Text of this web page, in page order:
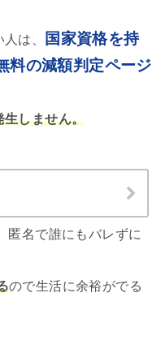
は、
国家資格を持
料の減額判定ページ
しません。
匿名で誰にもバレずに
ので生活に余裕がでる